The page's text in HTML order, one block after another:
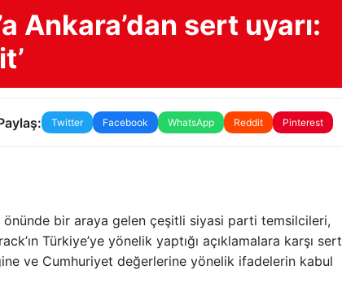
Ankara’dan sert uyarı:
Twitter Facebook WhatsApp Reddit Pinterest
önünde bir araya gelen çeşitli siyasi parti temsilcileri,
Türkiye’ye yönelik yaptığı açıklamalara karşı sert
ve Cumhuriyet değerlerine yönelik ifadelerin kabul